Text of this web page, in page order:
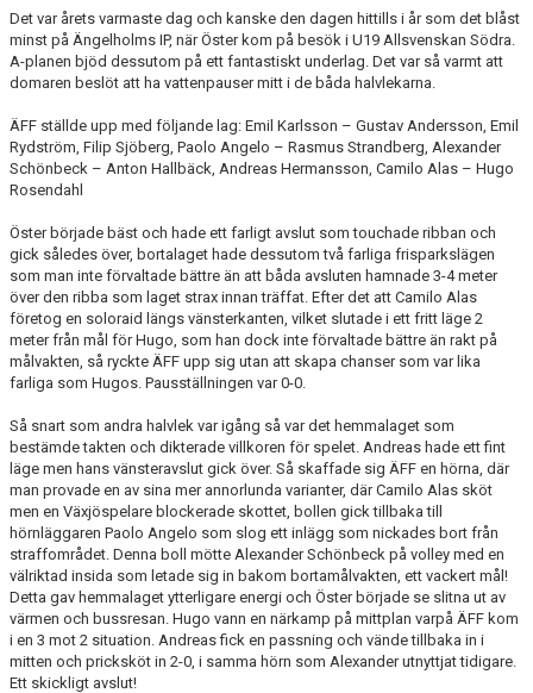
Det var årets varmaste dag och kanske den dagen hittills i år som det blåst
minst på Ängelholms IP, när Öster kom på besök i U19 Allsvenskan Södra.
A-planen bjöd dessutom på ett fantastiskt underlag. Det var så varmt att
domaren beslöt att ha vattenpauser mitt i de båda halvlekarna.
ÄFF ställde upp med följande lag: Emil Karlsson – Gustav Andersson, Emil
Rydström, Filip Sjöberg, Paolo Angelo – Rasmus Strandberg, Alexander
Schönbeck – Anton Hallbäck, Andreas Hermansson, Camilo Alas – Hugo
Rosendahl
Öster började bäst och hade ett farligt avslut som touchade ribban och
gick således över, bortalaget hade dessutom två farliga frisparkslägen
som man inte förvaltade bättre än att båda avsluten hamnade 3-4 meter
över den ribba som laget strax innan träffat. Efter det att Camilo Alas
företog en soloraid längs vänsterkanten, vilket slutade i ett fritt läge 2
meter från mål för Hugo, som han dock inte förvaltade bättre än rakt på
målvakten, så ryckte ÄFF upp sig utan att skapa chanser som var lika
farliga som Hugos. Pausställningen var 0-0.
Så snart som andra halvlek var igång så var det hemmalaget som
bestämde takten och dikterade villkoren för spelet. Andreas hade ett fint
läge men hans vänsteravslut gick över. Så skaffade sig ÄFF en hörna, där
man provade en av sina mer annorlunda varianter, där Camilo Alas sköt
men en Växjöspelare blockerade skottet, bollen gick tillbaka till
hörnläggaren Paolo Angelo som slog ett inlägg som nickades bort från
straffområdet. Denna boll mötte Alexander Schönbeck på volley med en
välriktad insida som letade sig in bakom bortamålvakten, ett vackert mål!
Detta gav hemmalaget ytterligare energi och Öster började se slitna ut av
värmen och bussresan. Hugo vann en närkamp på mittplan varpå ÄFF kom
i en 3 mot 2 situation. Andreas fick en passning och vände tillbaka in i
mitten och pricksköt in 2-0, i samma hörn som Alexander utnyttjat tidigare.
Ett skickligt avslut!